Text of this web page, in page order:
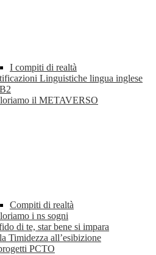
I compiti di realtà
Linguistiche lingua inglese
il METAVERSO
Compiti di realtà
i ns sogni
di te, star bene si impara
Timidezza all’esibizione
PCTO